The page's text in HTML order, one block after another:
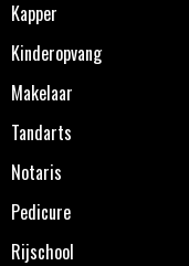
Kapper
Kinderopvang
Makelaar
Tandarts
Notaris
Pedicure
Rijschool